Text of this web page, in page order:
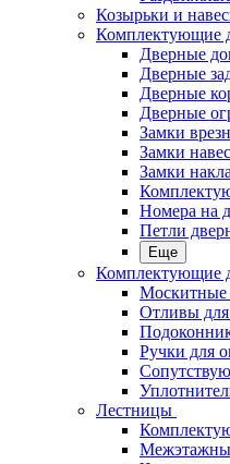
Козырьки и
Комплектующие
Дверные
Дверные
Дверные
Дверные
Замки
Замки
Замки
Номера на
Петли
Еще
Комплектующие
Москитные
Отливы для
Ручки для
Лестницы